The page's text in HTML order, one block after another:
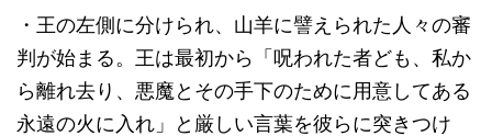
・王の左側に分けられ、山羊に譬えられた人々の審
判が始まる。王は最初から「呪われた者ども、私か
ら離れ去り、悪魔とその手下のために用意してある
永遠の火に入れ」と厳しい言葉を彼らに突きつけ